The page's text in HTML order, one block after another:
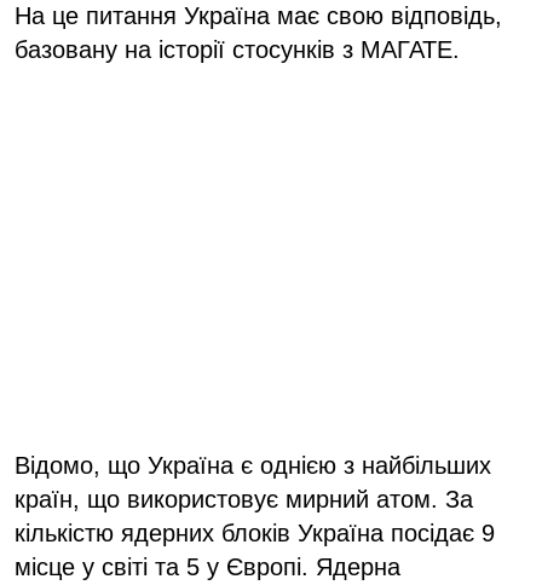
На це питання Україна має свою відповідь,
базовану на історії стосунків з МАГАТЕ.
Відомо, що Україна є однією з найбільших
країн, що використовує мирний атом. За
кількістю ядерних блоків Україна посідає 9
місце у світі та 5 у Європі. Ядерна